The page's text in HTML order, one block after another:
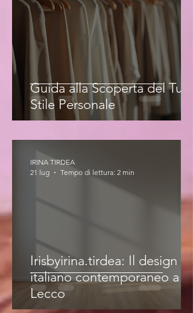
Guida alla Scoperta del Tuo
Stile Personale
Irisbyirina.tirdea: Il design
italiano contemporaneo a
Lecco
IRINA TIRDEA
21 lug
Tempo di lettura: 2 min